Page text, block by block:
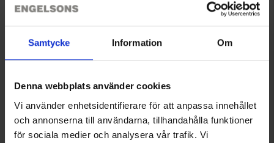
Samtycke Information Om
Denna webbplats använder cookies
Vi använder enhetsidentifierare för att anpassa innehållet
och annonserna till användarna, tillhandahålla funktioner
för sociala medier och analysera vår trafik. Vi
(Powerbank vor dem Waschen herausnehmen
Ungefähre Betriebszeit:
Temp
Powerbank 10 000 mAh
Mittel
5 Stunden
Hoch
3 Stunden
Größenguide
Bewertungen
Sie benötigen vielleicht auch